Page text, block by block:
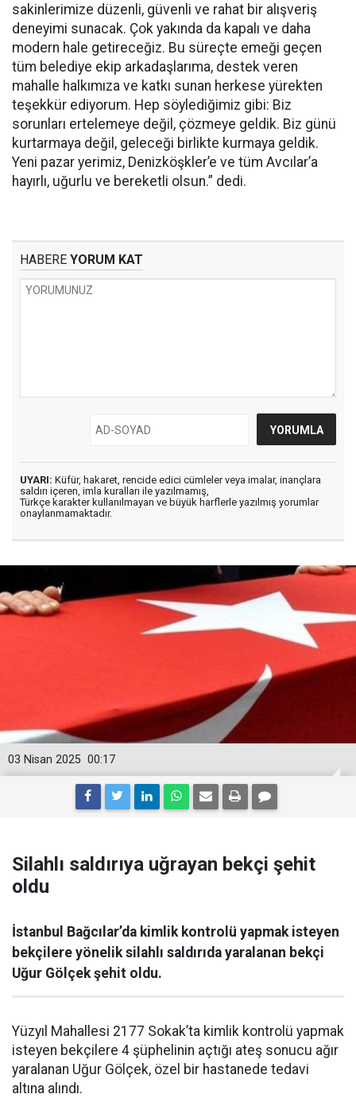
sakinlerimize düzenli, güvenli ve rahat bir alışveriş
deneyimi sunacak. Çok yakında da kapalı ve daha
modern hale getireceğiz. Bu süreçte emeği geçen
tüm belediye ekip arkadaşlarıma, destek veren
mahalle halkımıza ve katkı sunan herkese yürekten
teşekkür ediyorum. Hep söylediğimiz gibi: Biz
sorunları ertelemeye değil, çözmeye geldik. Biz günü
kurtarmaya değil, geleceği birlikte kurmaya geldik.
Yeni pazar yerimiz, Denizköşkler’e ve tüm Avcılar’a
hayırlı, uğurlu ve bereketli olsun.” dedi.
HABERE YORUM KAT
UYARI: Küfür, hakaret, rencide edici cümleler veya imalar, inançlara
saldırı içeren, imla kuralları ile yazılmamış,
Türkçe karakter kullanılmayan ve büyük harflerle yazılmış yorumlar
onaylanmamaktadır.
00:17
03 Nisan 2025
Silahlı saldırıya uğrayan bekçi şehit
oldu
İstanbul Bağcılar’da kimlik kontrolü yapmak isteyen
bekçilere yönelik silahlı saldırıda yaralanan bekçi
Uğur Gölçek şehit oldu.
Yüzyıl Mahallesi 2177 Sokak’ta kimlik kontrolü yapmak
isteyen bekçilere 4 şüphelinin açtığı ateş sonucu ağır
yaralanan Uğur Gölçek, özel bir hastanede tedavi
altına alındı.